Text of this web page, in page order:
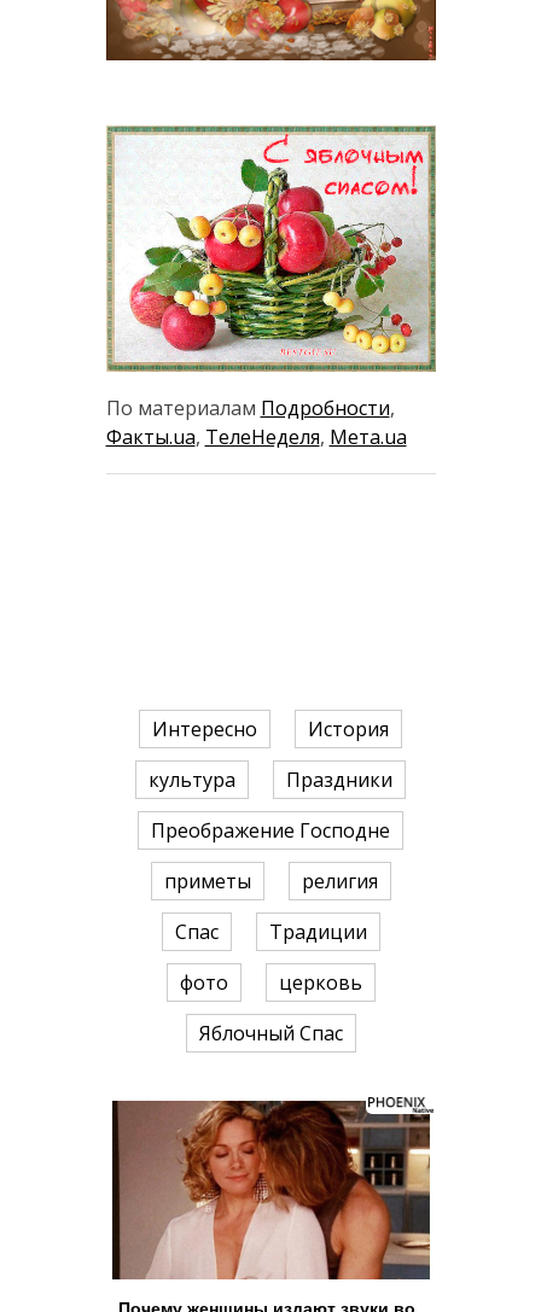
По материалам Подробности,
Факты.ua, ТелеНеделя, Мета.ua
Интересно
История
культура
Праздники
Преображение Господне
приметы
религия
Спас
Традиции
фото
церковь
Яблочный Спас
Почему женщины издают звуки во